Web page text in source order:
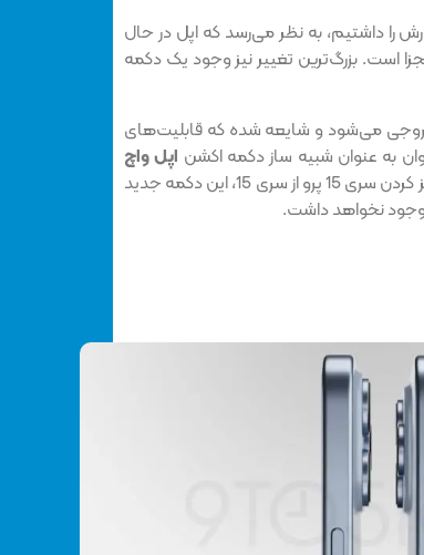
را داشتیم، به نظر می‌رسد که اپل در حال
است. بزرگ‌ترین تغییر نیز وجود یک دکمه
می‌شود و شایعه شده که قابلیت‌های
به عنوان شبیه ساز دکمه اکشن اپل واچ
از آن یاد کرد. قابل ذکر است که برای متمایز کردن سری 15 پرو از سری 15، این دکمه جدید
نخواهد داشت.